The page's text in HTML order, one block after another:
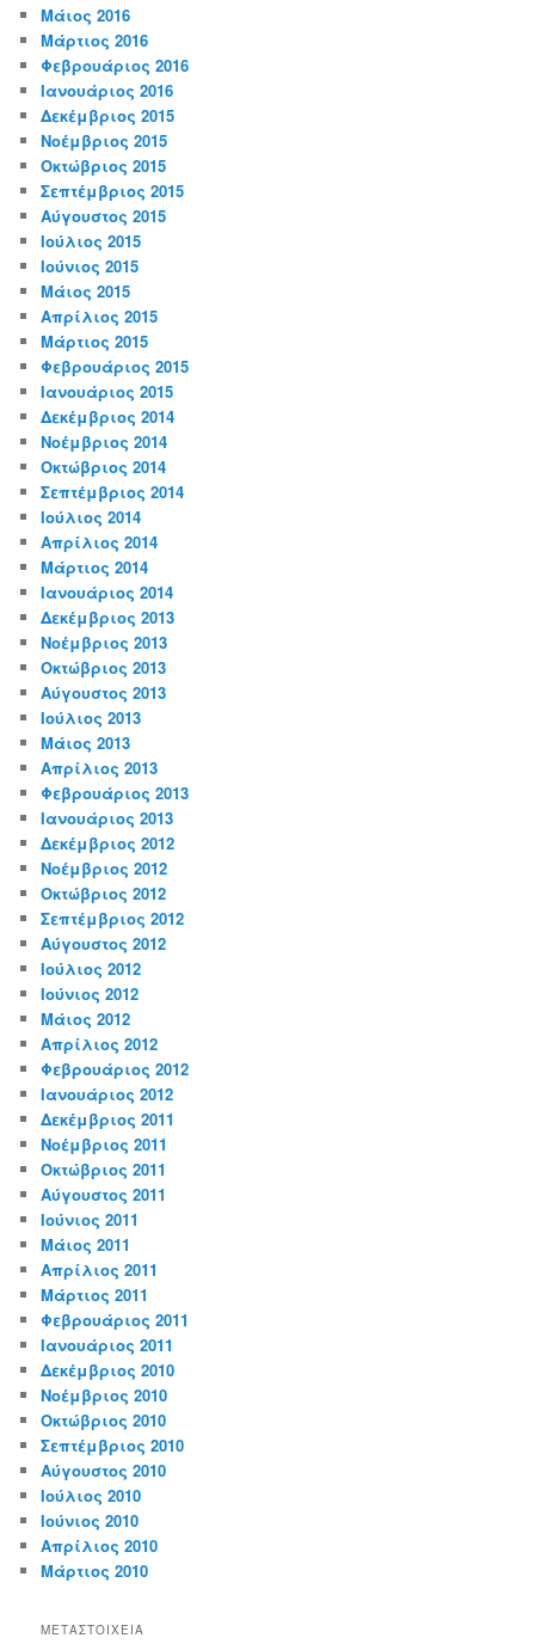
Μάιος 2016
Μάρτιος 2016
Φεβρουάριος 2016
Ιανουάριος 2016
Δεκέμβριος 2015
Νοέμβριος 2015
Οκτώβριος 2015
Σεπτέμβριος 2015
Αύγουστος 2015
Ιούλιος 2015
Ιούνιος 2015
Μάιος 2015
Απρίλιος 2015
Μάρτιος 2015
Φεβρουάριος 2015
Ιανουάριος 2015
Δεκέμβριος 2014
Νοέμβριος 2014
Οκτώβριος 2014
Σεπτέμβριος 2014
Ιούλιος 2014
Απρίλιος 2014
Μάρτιος 2014
Ιανουάριος 2014
Δεκέμβριος 2013
Νοέμβριος 2013
Οκτώβριος 2013
Αύγουστος 2013
Ιούλιος 2013
Μάιος 2013
Απρίλιος 2013
Φεβρουάριος 2013
Ιανουάριος 2013
Δεκέμβριος 2012
Νοέμβριος 2012
Οκτώβριος 2012
Σεπτέμβριος 2012
Αύγουστος 2012
Ιούλιος 2012
Ιούνιος 2012
Μάιος 2012
Απρίλιος 2012
Φεβρουάριος 2012
Ιανουάριος 2012
Δεκέμβριος 2011
Νοέμβριος 2011
Οκτώβριος 2011
Αύγουστος 2011
Ιούνιος 2011
Μάιος 2011
Απρίλιος 2011
Μάρτιος 2011
Φεβρουάριος 2011
Ιανουάριος 2011
Δεκέμβριος 2010
Νοέμβριος 2010
Οκτώβριος 2010
Σεπτέμβριος 2010
Αύγουστος 2010
Ιούλιος 2010
Ιούνιος 2010
Απρίλιος 2010
Μάρτιος 2010
ΜΕΤΑΣΤΟΙΧΕΊΑ